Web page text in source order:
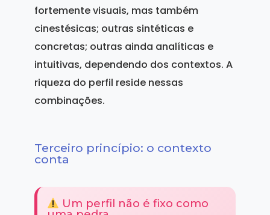
fortemente visuais, mas também
cinestésicas; outras sintéticas e
concretas; outras ainda analíticas e
intuitivas, dependendo dos contextos. A
riqueza do perfil reside nessas
combinações.
Terceiro princípio: o contexto
conta
Um perfil não é fixo como